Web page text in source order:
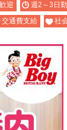
迎 週2～3日
交通費支給 社